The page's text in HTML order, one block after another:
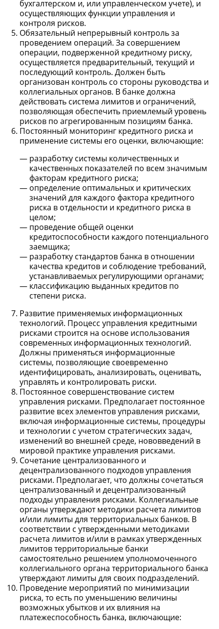
бухгалтерском и, или управленческом учете), и
осуществляющих функции управления и
контроля рисков.
Обязательный непрерывный контроль за
проведением операций. За совершением
операции, подверженной кредитному риску,
осуществляется предварительный, текущий и
последующий контроль. Должен быть
организован контроль со стороны руководства и
коллегиальных органов. В банке должна
действовать система лимитов и ограничений,
позволяющая обеспечить приемлемый уровень
рисков по агрегированным позициям банка.
Постоянный мониторинг кредитного риска и
применение системы его оценки, включающие:
разработку системы количественных и
качественных показателей по всем значимым
факторам кредитного риска;
определение оптимальных и критических
значений для каждого фактора кредитного
риска в отдельности и кредитного риска в
целом;
проведение общей оценки
кредитоспособности каждого потенциального
заемщика;
разработку стандартов банка в отношении
качества кредитов и соблюдение требований,
устанавливаемых регулирующими органами;
классификацию выданных кредитов по
степени риска.
Развитие применяемых информационных
технологий. Процесс управления кредитными
рисками строится на основе использования
современных информационных технологий.
Должны применяться информационные
системы, позволяющие своевременно
идентифицировать, анализировать, оценивать,
управлять и контролировать риски.
Постоянное совершенствование систем
управления рисками. Предполагает постоянное
развитие всех элементов управления рисками,
включая информационные системы, процедуры
и технологии с учетом стратегических задач,
изменений во внешней среде, нововведений в
мировой практике управления рисками.
Сочетание централизованного и
децентрализованного подходов управления
рисками. Предполагает, что должны сочетаться
централизованный и децентрализованный
подходы управления рисками. Коллегиальные
органы утверждают методики расчета лимитов
и/или лимиты для территориальных банков. В
соответствии с утвержденными методиками
расчета лимитов и/или в рамках утвержденных
лимитов территориальные банки
самостоятельно решением уполномоченного
коллегиального органа территориального банка
утверждают лимиты для своих подразделений.
Проведение мероприятий по минимизации
риска, то есть по уменьшению величины
возможных убытков и их влияния на
платежеспособность банка, включающие: